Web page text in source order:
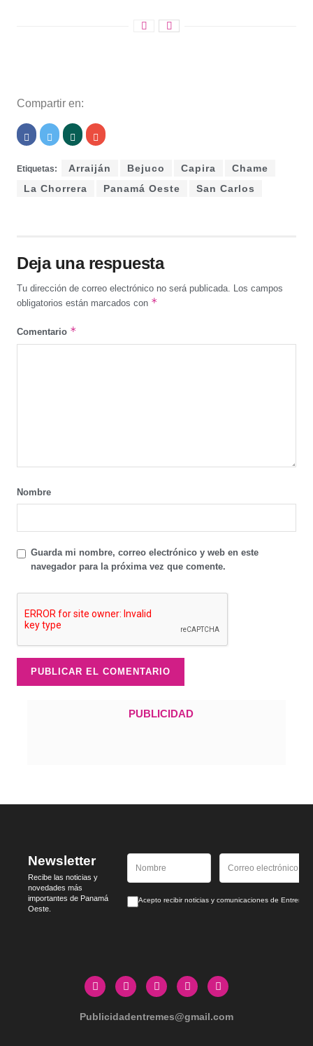
Compartir en:
Etiquetas: Arraiján Bejuco Capira
Chame
La Chorrera
Panamá Oeste San Carlos
Deja una respuesta
Tu dirección de correo electrónico no será publicada. Los campos
obligatorios están marcados con *
Comentario *
Nombre
Guarda mi nombre, correo electrónico y web en este
navegador para la próxima vez que comente.
PUBLICIDAD
Newsletter
Recibe las noticias y
novedades más
importantes de Panamá
Oeste.
Acepto recibir noticias y comunicaciones de
Publicidadentremes@gmail.com